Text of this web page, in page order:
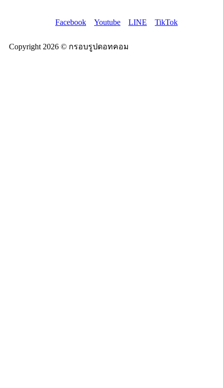
Facebook Youtube LINE TikTok
Copyright 2026 © กรอบรูปดอทคอม